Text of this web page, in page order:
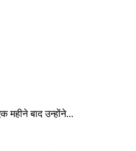
बाद उन्होंने...